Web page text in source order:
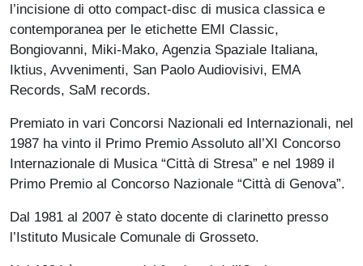
l’incisione di otto compact-disc di musica classica e
contemporanea per le etichette EMI Classic,
Bongiovanni, Miki-Mako, Agenzia Spaziale Italiana,
Iktius, Avvenimenti, San Paolo Audiovisivi, EMA
Records, SaM records.
Premiato in vari Concorsi Nazionali ed Internazionali, nel
1987 ha vinto il Primo Premio Assoluto all’XI Concorso
Internazionale di Musica “Città di Stresa” e nel 1989 il
Primo Premio al Concorso Nazionale “Città di Genova”.
Dal 1981 al 2007 è stato docente di clarinetto presso
l’Istituto Musicale Comunale di Grosseto.